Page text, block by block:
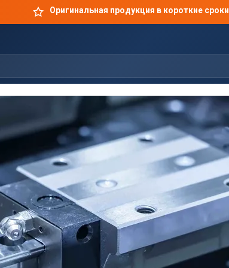
Оригинальная продукция в короткие сроки